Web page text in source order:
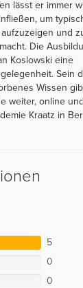
lässt er immer
um
und
Die
Koslowski eine
Sein
Wissen
weiter, online
Kraatz in
5
0
0